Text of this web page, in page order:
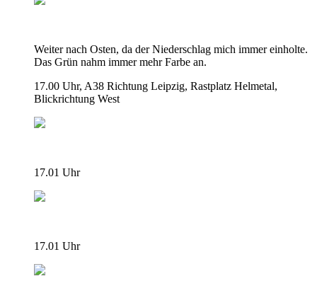
Weiter nach Osten, da der Niederschlag mich immer einholte.
Das Grün nahm immer mehr Farbe an.
17.00 Uhr, A38 Richtung Leipzig, Rastplatz Helmetal,
Blickrichtung West
17.01 Uhr
17.01 Uhr